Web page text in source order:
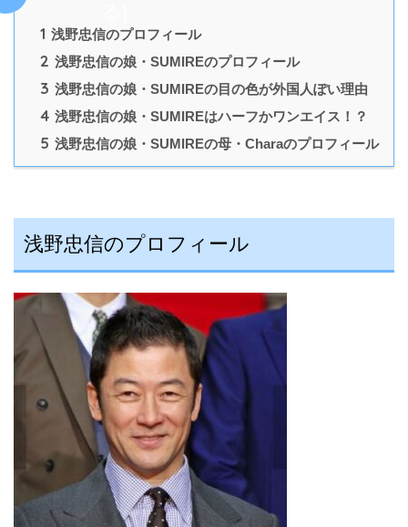
1 浅野忠信のプロフィール
2 浅野忠信の娘・SUMIREのプロフィール
3 浅野忠信の娘・SUMIREの目の色が外国人ぽい理由
4 浅野忠信の娘・SUMIREはハーフかワンエイス！？
5 浅野忠信の娘・SUMIREの母・Charaのプロフィール
浅野忠信のプロフィール